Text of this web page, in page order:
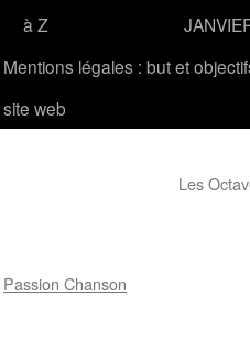
à Z
Mentions légales : but et
site web
Les
Passion Chanson